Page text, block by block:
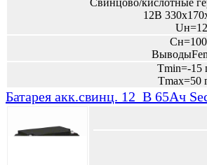
Свинцово/кислотные
12В
Tmin=-15
Tmax=50
Батарея акк.свинц. 12_В 65Ач